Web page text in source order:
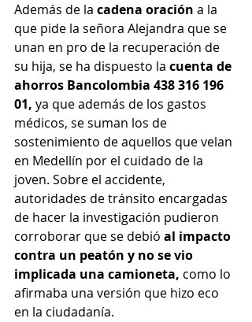
Además de la cadena oración a la
que pide la señora Alejandra que se
unan en pro de la recuperación de
su hija, se ha dispuesto la cuenta de
ahorros Bancolombia 438 316 196
01, ya que además de los gastos
médicos, se suman los de
sostenimiento de aquellos que velan
en Medellín por el cuidado de la
joven. Sobre el accidente,
autoridades de tránsito encargadas
de hacer la investigación pudieron
corroborar que se debió al impacto
contra un peatón y no se vio
implicada una camioneta, como lo
afirmaba una versión que hizo eco
en la ciudadanía.